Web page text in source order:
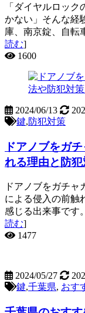
「ダイヤルロッ
かない」そんな経
庫、南京錠、自転
読む]
1600
2024/06/13
鍵,防犯対策
ドアノブをガ
れる理由と防犯
ドアノブをガチャ
による侵入の前触
感じる出来事です
読む]
1477
2024/05/27
鍵,千葉県, おす